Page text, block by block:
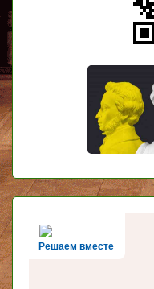
Решаем вместе